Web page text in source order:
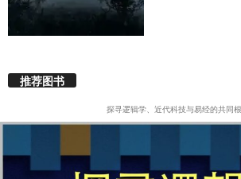
推荐图书
探寻逻辑学、近代科技与易经的共同